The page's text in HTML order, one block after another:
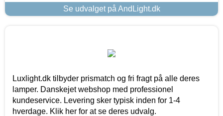
Se udvalget på AndLight.dk
Luxlight.dk tilbyder prismatch og fri fragt på alle deres
lamper. Danskejet webshop med professionel
kundeservice. Levering sker typisk inden for 1-4
hverdage. Klik her for at se deres udvalg.